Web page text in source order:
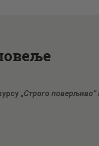
„Строго